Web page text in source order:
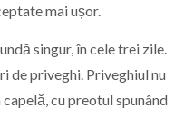
mai ușor.
singur, în cele trei zile.
de priveghi. Priveghiul nu
cu preotul spunând